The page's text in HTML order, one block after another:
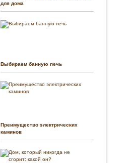
для дома
Выбираем банную печь
Преимущество электрических
каминов